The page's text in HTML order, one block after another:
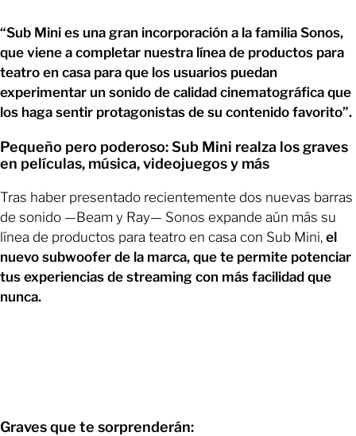
“Sub Mini es una gran incorporación a la familia Sonos,
que viene a completar nuestra línea de productos para
teatro en casa para que los usuarios puedan
experimentar un sonido de calidad cinematográfica que
los haga sentir protagonistas de su contenido favorito”.
Pequeño pero poderoso: Sub Mini realza los graves
en películas, música, videojuegos y más
Tras haber presentado recientemente dos nuevas barras
de sonido —Beam y Ray— Sonos expande aún más su
línea de productos para teatro en casa con Sub Mini, el
nuevo subwoofer de la marca, que te permite potenciar
tus experiencias de streaming con más facilidad que
nunca.
Graves que te sorprenderán: